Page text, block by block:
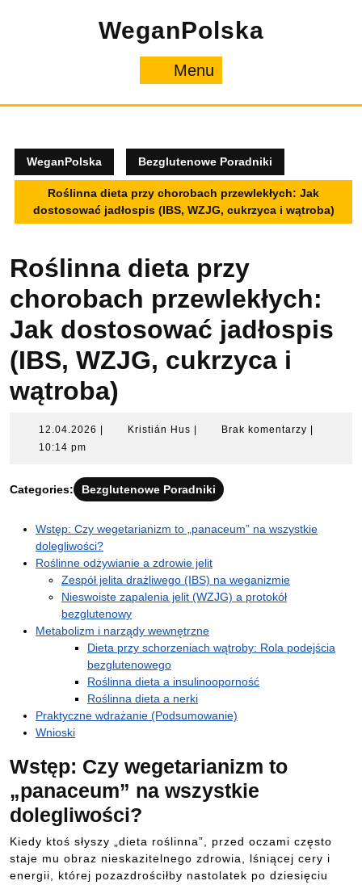
WeganPolska
Menu
WeganPolska Bezglutenowe Poradniki
Roślinna dieta przy chorobach przewlekłych: Jak
dostosować jadłospis (IBS, WZJG, cukrzyca i wątroba)
Roślinna dieta przy
chorobach przewlekłych:
Jak dostosować jadłospis
(IBS, WZJG, cukrzyca i
wątroba)
12.04.2026 12.04.2026Kristián Hus KristiánBrak komentarzy
10:14 pm
Categories: Bezglutenowe Poradniki
Wstęp: Czy wegetarianizm to „panaceum” na wszystkie
dolegliwości?
Roślinne odżywianie a zdrowie jelit
Zespół jelita drażliwego (IBS) na weganizmie
Nieswoiste zapalenia jelit (WZJG) a protokół
bezglutenowy
Metabolizm i narządy wewnętrzne
Dieta przy schorzeniach wątroby: Rola podejścia
bezglutenowego
Roślinna dieta a insulinooporność
Roślinna dieta a nerki
Praktyczne wdrażanie (Podsumowanie)
Wnioski
Wstęp: Czy wegetarianizm to
„panaceum” na wszystkie
dolegliwości?
Kiedy ktoś słyszy „dieta roślinna”, przed oczami często
staje mu obraz nieskazitelnego zdrowia, lśniącej cery i
energii, której pozazdrościłby nastolatek po dziesięciu